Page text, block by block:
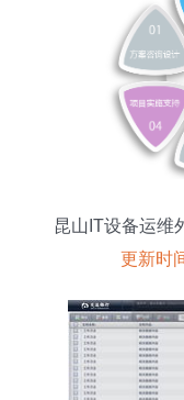
昆山IT设备运维
更新时